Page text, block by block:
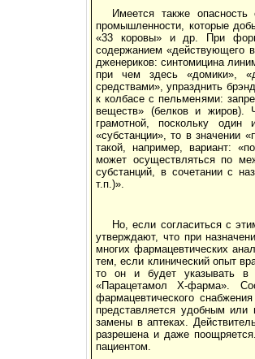
Имеется также
промышленности, которые
«33 коровы» и др. При
содержанием «действующего
дженериков: синтомицина
при чем здесь «домики»,
средствами», упразднить
к колбасе с пельменями:
веществ» (белков и жиров).
грамотной, поскольку один
«субстанции», то в значении
такой, например, вариант:
может осуществляться по
субстанций, в сочетании с
т.п.)».
Но, если согласиться с
утверждают, что при
многих фармацевтических
тем, если клинический опыт
то он и будет указывать в
«Парацетамол Х-фарма».
фармацевтического
представляется удобным или
замены в аптеках.
разрешена и даже
пациентом.